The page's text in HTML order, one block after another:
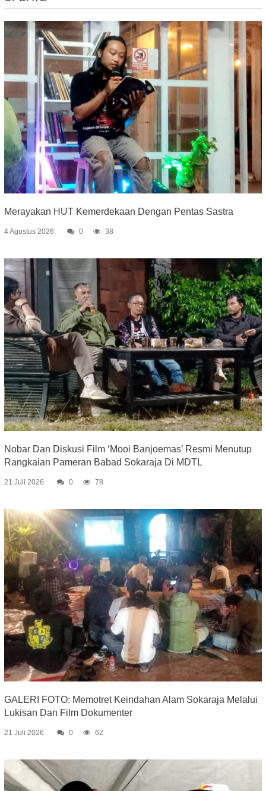
Merayakan HUT Kemerdekaan Dengan Pentas Sastra
4 Agustus 2026 0 38
Nobar Dan Diskusi Film ‘Mooi Banjoemas’ Resmi Menutup
Rangkaian Pameran Babad Sokaraja Di MDTL
21 Juli 2026 0 78
GALERI FOTO: Memotret Keindahan Alam Sokaraja Melalui
Lukisan Dan Film Dokumenter
21 Juli 2026 0 62